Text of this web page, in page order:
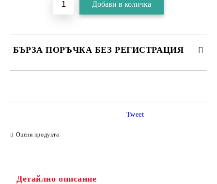
БЪРЗА ПОРЪЧКА БЕЗ РЕГИСТРАЦИЯ
Оцени продукта
Tweet
Детайлно описание